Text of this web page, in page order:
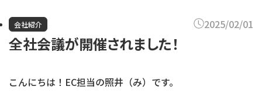
会社紹介 2025/02/01
全社会議が開催されました！
こんにちは！EC担当の照井（み）です。